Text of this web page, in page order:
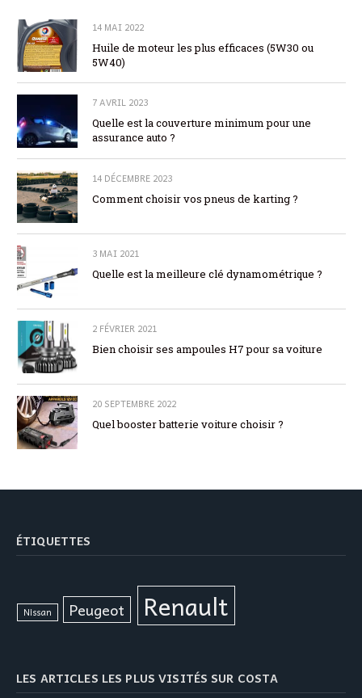
14 MAI 2022
Huile de moteur les plus efficaces (5W30 ou
5W40)
7 AVRIL 2023
Quelle est la couverture minimum pour une
assurance auto ?
14 DÉCEMBRE 2023
Comment choisir vos pneus de karting ?
3 MAI 2021
Quelle est la meilleure clé dynamométrique ?
2 FÉVRIER 2021
Bien choisir ses ampoules H7 pour sa voiture
20 SEPTEMBRE 2022
Quel booster batterie voiture choisir ?
ÉTIQUETTES
Nissan Peugeot Renault
LES ARTICLES LES PLUS VISITÉS SUR COSTA